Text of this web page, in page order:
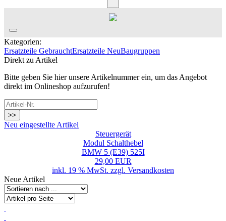
Kategorien:
Ersatzteile GebrauchtErsatzteile NeuBaugruppen
Direkt zu Artikel
Bitte geben Sie hier unsere Artikelnummer ein, um das Angebot
direkt im Onlineshop aufzurufen!
>>
Neu eingestellte Artikel
Steuergerät
Modul Schalthebel
BMW 5 (E39) 525I
29,00 EUR
inkl. 19 % MwSt. zzgl. Versandkosten
Neue Artikel